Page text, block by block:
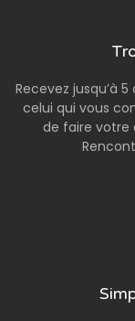
Recevez jusqu’à
celui qui vous
de faire votre